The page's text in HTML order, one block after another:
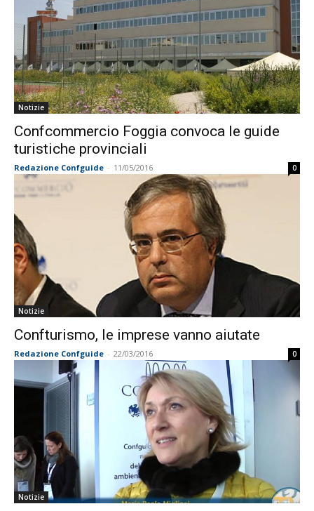
Notizie
Confcommercio Foggia convoca le guide
turistiche provinciali
Redazione Confguide - 11/05/2016 0
Notizie
Confturismo, le imprese vanno aiutate
Redazione Confguide - 22/03/2016 0
Notizie